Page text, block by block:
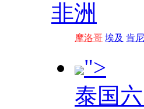
非洲
摩洛哥 埃及 肯
">
泰国